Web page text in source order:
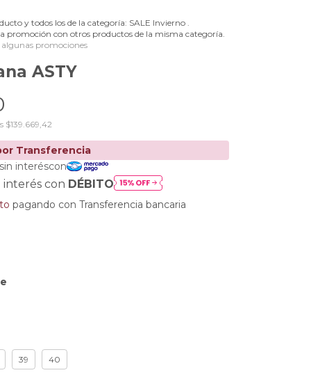
y todos los de la categoría: SALE Invierno .
promoción con otros productos de la misma categoría.
promociones
ASTY
$139.669,42
interés con DÉBITO
pagando con Transferencia bancaria
39 40